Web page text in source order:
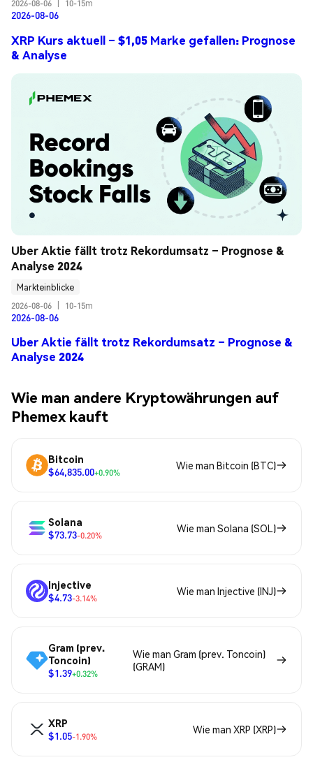
2026-08-06
10-15m
2026-08-06
XRP Kurs aktuell – $1,05 Marke gefallen: Prognose
& Analyse
Uber Aktie fällt trotz Rekordumsatz – Prognose &
Analyse 2024
Markteinblicke
2026-08-06
10-15m
2026-08-06
Uber Aktie fällt trotz Rekordumsatz – Prognose &
Analyse 2024
Wie man andere Kryptowährungen auf
Phemex kauft
Bitcoin
$64,835.00+0.90%
Wie man Bitcoin (BTC)
Solana
$73.73-0.20%
Wie man Solana (SOL)
Injective
$4.73-3.14%
Wie man Injective (INJ)
Gram (prev.
Toncoin)
$1.39+0.32%
Wie man Gram (prev. Toncoin)
(GRAM)
XRP
$1.05-1.90%
Wie man XRP (XRP)